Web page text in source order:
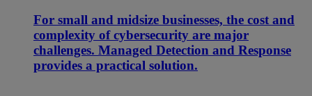
For small and midsize businesses, the cost and
complexity of cybersecurity are major
challenges. Managed Detection and Response
provides a practical solution.